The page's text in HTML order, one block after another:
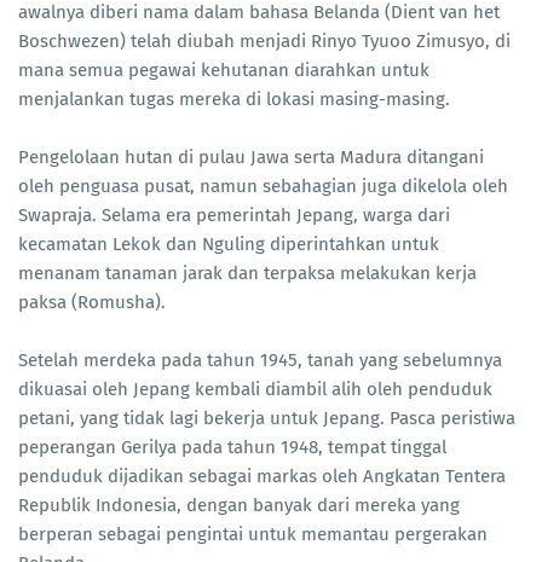
awalnya diberi nama dalam bahasa Belanda (Dient van het
Boschwezen) telah diubah menjadi Rinyo Tyuoo Zimusyo, di
mana semua pegawai kehutanan diarahkan untuk
menjalankan tugas mereka di lokasi masing-masing.
Pengelolaan hutan di pulau Jawa serta Madura ditangani
oleh penguasa pusat, namun sebahagian juga dikelola oleh
Swapraja. Selama era pemerintah Jepang, warga dari
kecamatan Lekok dan Nguling diperintahkan untuk
menanam tanaman jarak dan terpaksa melakukan kerja
paksa (Romusha).
Setelah merdeka pada tahun 1945, tanah yang sebelumnya
dikuasai oleh Jepang kembali diambil alih oleh penduduk
petani, yang tidak lagi bekerja untuk Jepang. Pasca peristiwa
peperangan Gerilya pada tahun 1948, tempat tinggal
penduduk dijadikan sebagai markas oleh Angkatan Tentera
Republik Indonesia, dengan banyak dari mereka yang
berperan sebagai pengintai untuk memantau pergerakan